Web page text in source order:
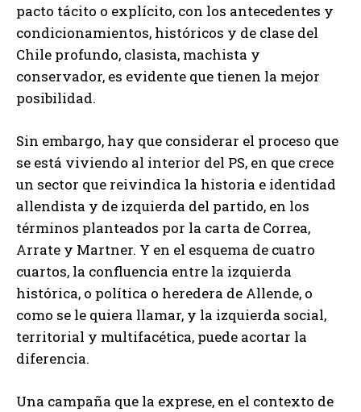
pacto tácito o explícito, con los antecedentes y
condicionamientos, históricos y de clase del
Chile profundo, clasista, machista y
conservador, es evidente que tienen la mejor
posibilidad.
Sin embargo, hay que considerar el proceso que
se está viviendo al interior del PS, en que crece
un sector que reivindica la historia e identidad
allendista y de izquierda del partido, en los
términos planteados por la carta de Correa,
Arrate y Martner. Y en el esquema de cuatro
cuartos, la confluencia entre la izquierda
histórica, o política o heredera de Allende, o
como se le quiera llamar, y la izquierda social,
territorial y multifacética, puede acortar la
diferencia.
Una campaña que la exprese, en el contexto de